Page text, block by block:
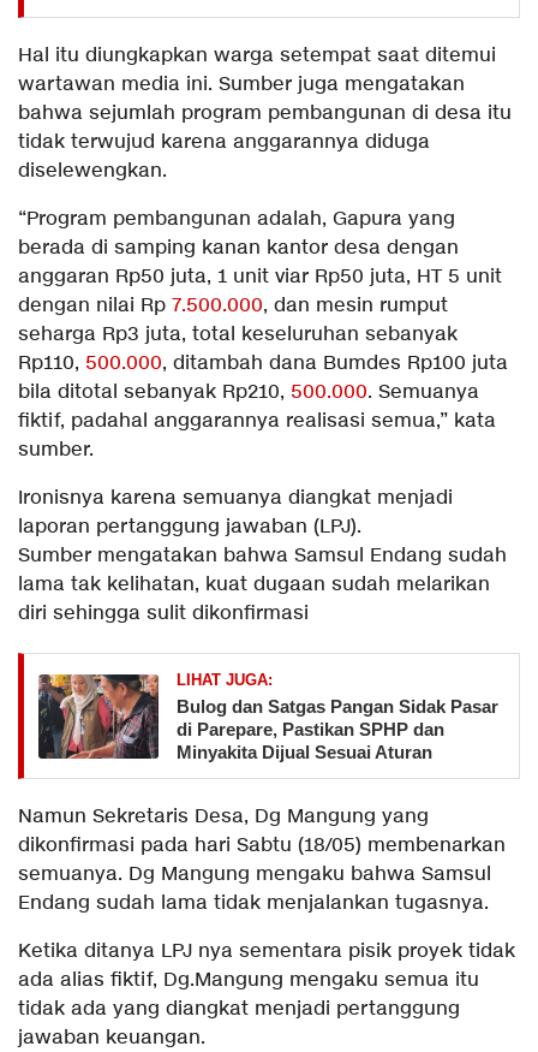
Hal itu diungkapkan warga setempat saat ditemui
wartawan media ini. Sumber juga mengatakan
bahwa sejumlah program pembangunan di desa itu
tidak terwujud karena anggarannya diduga
diselewengkan.
“Program pembangunan adalah, Gapura yang
berada di samping kanan kantor desa dengan
anggaran Rp50 juta, 1 unit viar Rp50 juta, HT 5 unit
dengan nilai Rp 7.500.000, dan mesin rumput
seharga Rp3 juta, total keseluruhan sebanyak
Rp110, 500.000, ditambah dana Bumdes Rp100 juta
bila ditotal sebanyak Rp210, 500.000. Semuanya
fiktif, padahal anggarannya realisasi semua,” kata
sumber.
Ironisnya karena semuanya diangkat menjadi
laporan pertanggung jawaban (LPJ).
Sumber mengatakan bahwa Samsul Endang sudah
lama tak kelihatan, kuat dugaan sudah melarikan
diri sehingga sulit dikonfirmasi
LIHAT JUGA:
Bulog dan Satgas Pangan Sidak Pasar
di Parepare, Pastikan SPHP dan
Minyakita Dijual Sesuai Aturan
Namun Sekretaris Desa, Dg Mangung yang
dikonfirmasi pada hari Sabtu (18/05) membenarkan
semuanya. Dg Mangung mengaku bahwa Samsul
Endang sudah lama tidak menjalankan tugasnya.
Ketika ditanya LPJ nya sementara pisik proyek tidak
ada alias fiktif, Dg.Mangung mengaku semua itu
tidak ada yang diangkat menjadi pertanggung
jawaban keuangan.